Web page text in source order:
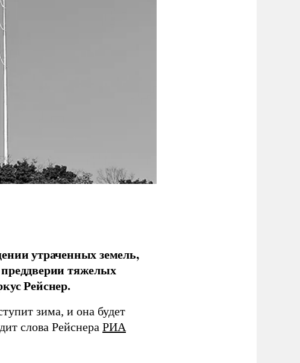
утраченных земель,
тяжелых
Рейснер.
зима, и она будет
слова Рейснера РИА